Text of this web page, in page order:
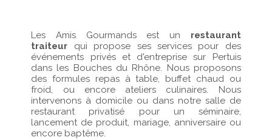
Les Amis Gourmands est un restaurant
traiteur qui propose ses services pour des
événements privés et d'entreprise sur Pertuis
dans les Bouches du Rhône. Nous proposons
des formules repas à table, buffet chaud ou
froid, ou encore ateliers culinaires. Nous
intervenons à domicile ou dans notre salle de
restaurant privatisé pour un séminaire,
lancement de produit, mariage, anniversaire ou
encore baptême.